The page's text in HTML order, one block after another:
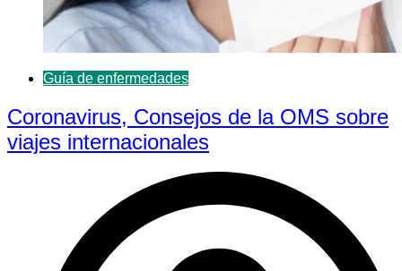
Guía de enfermedades
Coronavirus, Consejos de la OMS sobre
viajes internacionales